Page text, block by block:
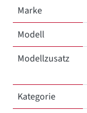
Marke
Modell
Modellzusatz
Kategorie